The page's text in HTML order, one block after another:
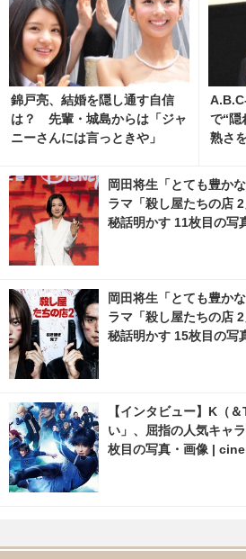
錦戸亮、結婚を隠し通す自信
は？ 先輩・城島からは「ジャ
ニーさんには言っときや」
で“隠
熟さ
岡田将生「とても豊か
ラマ「殺し屋たちの店
秘話明かす 11枚目の
岡田将生「とても豊か
ラマ「殺し屋たちの店
秘話明かす 15枚目の
【インタビュー】K（
い」、屈指の人気キャ
枚目の写真・画像 |